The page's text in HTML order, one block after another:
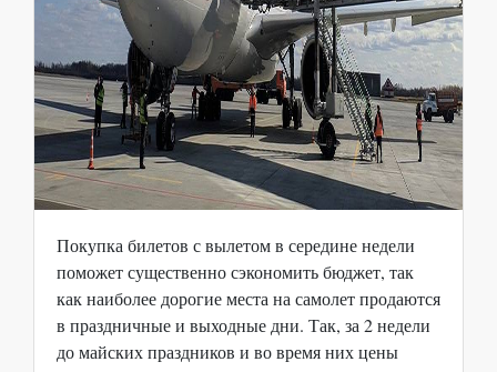
Покупка билетов с вылетом в середине недели
поможет существенно сэкономить бюджет, так
как наиболее дорогие места на самолет продаются
в праздничные и выходные дни. Так, за 2 недели
до майских праздников и во время них цены